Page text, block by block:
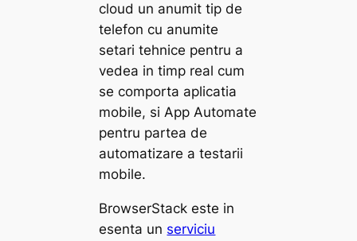
cloud un anumit tip de
telefon cu anumite
setari tehnice pentru a
vedea in timp real cum
se comporta aplicatia
mobile, si App Automate
pentru partea de
automatizare a testarii
mobile.
BrowserStack este in
esenta un serviciu